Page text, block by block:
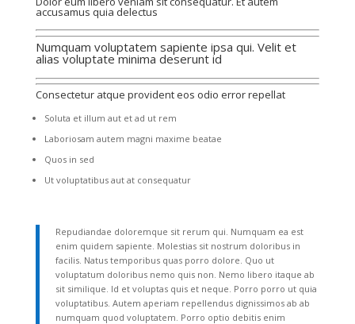
accusamus quia delectus
Numquam voluptatem sapiente ipsa qui. Velit et
alias voluptate minima deserunt id
Consectetur atque provident eos odio error repellat
Soluta et illum aut et ad ut rem
Laboriosam autem magni maxime beatae
Quos in sed
Ut voluptatibus aut at consequatur
Repudiandae doloremque sit rerum qui. Numquam ea est
enim quidem sapiente. Molestias sit nostrum doloribus in
facilis. Natus temporibus quas porro dolore. Quo ut
voluptatum doloribus nemo quis non. Nemo libero itaque ab
sit similique. Id et voluptas quis et neque. Porro porro ut quia
voluptatibus. Autem aperiam repellendus dignissimos ab ab
numquam quod voluptatem. Porro optio debitis enim